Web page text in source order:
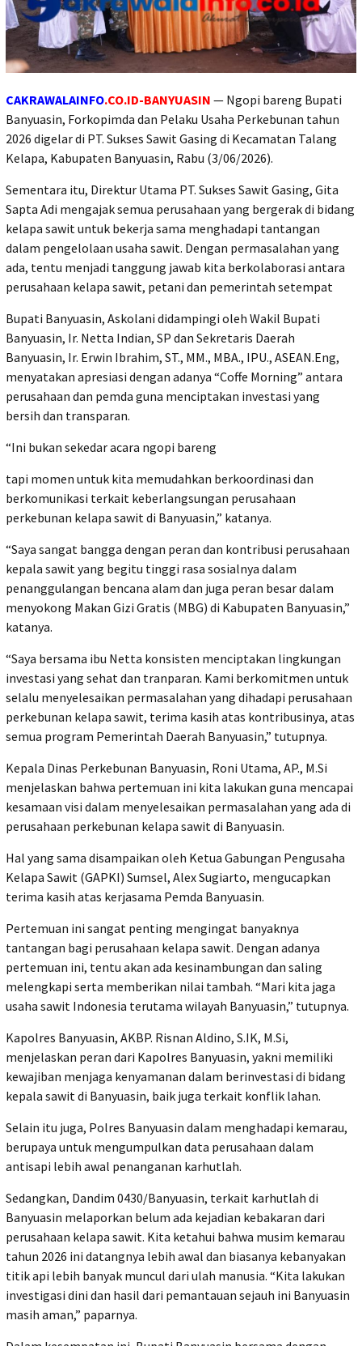
CAKRAWALAINFO.CO.ID-BANYUASIN — Ngopi bareng Bupati
Banyuasin, Forkopimda dan Pelaku Usaha Perkebunan tahun
2026 digelar di PT. Sukses Sawit Gasing di Kecamatan Talang
Kelapa, Kabupaten Banyuasin, Rabu (3/06/2026).
Sementara itu, Direktur Utama PT. Sukses Sawit Gasing, Gita
Sapta Adi mengajak semua perusahaan yang bergerak di bidang
kelapa sawit untuk bekerja sama menghadapi tantangan
dalam pengelolaan usaha sawit. Dengan permasalahan yang
ada, tentu menjadi tanggung jawab kita berkolaborasi antara
perusahaan kelapa sawit, petani dan pemerintah setempat
Bupati Banyuasin, Askolani didampingi oleh Wakil Bupati
Banyuasin, Ir. Netta Indian, SP dan Sekretaris Daerah
Banyuasin, Ir. Erwin Ibrahim, ST., MM., MBA., IPU., ASEAN.Eng,
menyatakan apresiasi dengan adanya “Coffe Morning” antara
perusahaan dan pemda guna menciptakan investasi yang
bersih dan transparan.
“Ini bukan sekedar acara ngopi bareng
tapi momen untuk kita memudahkan berkoordinasi dan
berkomunikasi terkait keberlangsungan perusahaan
perkebunan kelapa sawit di Banyuasin,” katanya.
“Saya sangat bangga dengan peran dan kontribusi perusahaan
kepala sawit yang begitu tinggi rasa sosialnya dalam
penanggulangan bencana alam dan juga peran besar dalam
menyokong Makan Gizi Gratis (MBG) di Kabupaten Banyuasin,”
katanya.
“Saya bersama ibu Netta konsisten menciptakan lingkungan
investasi yang sehat dan tranparan. Kami berkomitmen untuk
selalu menyelesaikan permasalahan yang dihadapi perusahaan
perkebunan kelapa sawit, terima kasih atas kontribusinya, atas
semua program Pemerintah Daerah Banyuasin,” tutupnya.
Kepala Dinas Perkebunan Banyuasin, Roni Utama, AP., M.Si
menjelaskan bahwa pertemuan ini kita lakukan guna mencapai
kesamaan visi dalam menyelesaikan permasalahan yang ada di
perusahaan perkebunan kelapa sawit di Banyuasin.
Hal yang sama disampaikan oleh Ketua Gabungan Pengusaha
Kelapa Sawit (GAPKI) Sumsel, Alex Sugiarto, mengucapkan
terima kasih atas kerjasama Pemda Banyuasin.
Pertemuan ini sangat penting mengingat banyaknya
tantangan bagi perusahaan kelapa sawit. Dengan adanya
pertemuan ini, tentu akan ada kesinambungan dan saling
melengkapi serta memberikan nilai tambah. “Mari kita jaga
usaha sawit Indonesia terutama wilayah Banyuasin,” tutupnya.
Kapolres Banyuasin, AKBP. Risnan Aldino, S.IK, M.Si,
menjelaskan peran dari Kapolres Banyuasin, yakni memiliki
kewajiban menjaga kenyamanan dalam berinvestasi di bidang
kepala sawit di Banyuasin, baik juga terkait konflik lahan.
Selain itu juga, Polres Banyuasin dalam menghadapi kemarau,
berupaya untuk mengumpulkan data perusahaan dalam
antisapi lebih awal penanganan karhutlah.
Sedangkan, Dandim 0430/Banyuasin, terkait karhutlah di
Banyuasin melaporkan belum ada kejadian kebakaran dari
perusahaan kelapa sawit. Kita ketahui bahwa musim kemarau
tahun 2026 ini datangnya lebih awal dan biasanya kebanyakan
titik api lebih banyak muncul dari ulah manusia. “Kita lakukan
investigasi dini dan hasil dari pemantauan sejauh ini Banyuasin
masih aman,” paparnya.